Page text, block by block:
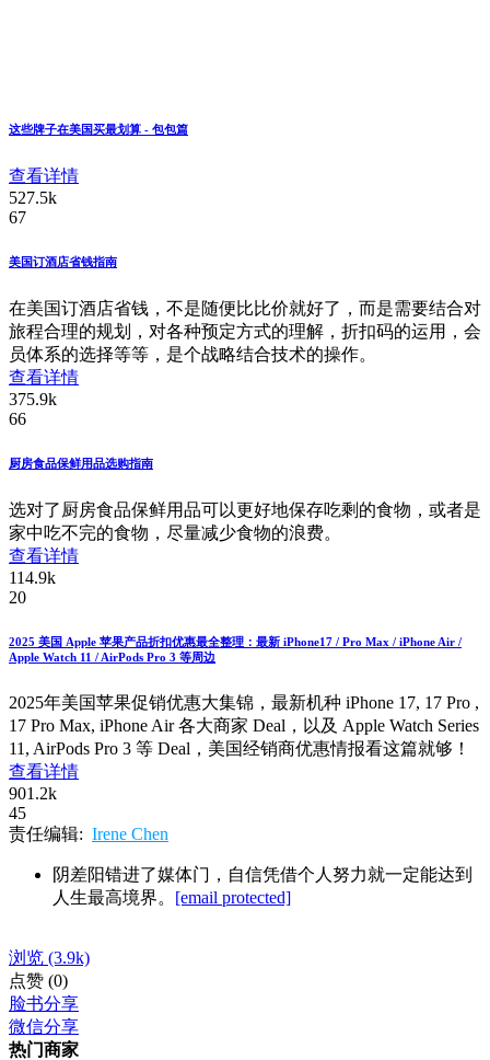
这些牌子在美国买最划算 - 包包篇
查看详情
527.5k
67
美国订酒店省钱指南
在美国订酒店省钱，不是随便比比价就好了，而是需要结合对
旅程合理的规划，对各种预定方式的理解，折扣码的运用，会
员体系的选择等等，是个战略结合技术的操作。
查看详情
375.9k
66
厨房食品保鲜用品选购指南
选对了厨房食品保鲜用品可以更好地保存吃剩的食物，或者是
家中吃不完的食物，尽量减少食物的浪费。
查看详情
114.9k
20
2025 美国 Apple 苹果产品折扣优惠最全整理：最新 iPhone17 / Pro Max / iPhone Air /
Apple Watch 11 / AirPods Pro 3 等周边
2025年美国苹果促销优惠大集锦，最新机种 iPhone 17, 17 Pro ,
17 Pro Max, iPhone Air 各大商家 Deal，以及 Apple Watch Series
11, AirPods Pro 3 等 Deal，美国经销商优惠情报看这篇就够！
查看详情
901.2k
45
责任编辑: Irene Chen
阴差阳错进了媒体门，自信凭借个人努力就一定能达到
人生最高境界。
[email protected]
浏览 (3.9k)
点赞 (0)
脸书分享
微信分享
热门商家